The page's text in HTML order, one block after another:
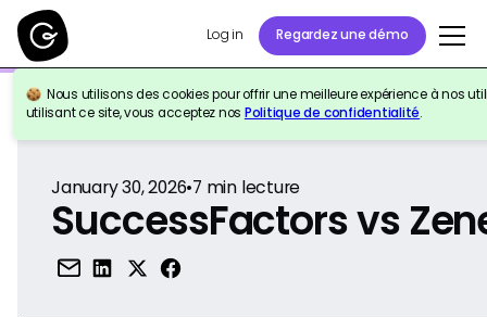
Log in Regardez une démo
Nous utilisons des cookies pour offrir une meilleure expérience à nos
utilisant ce site, vous acceptez nos Politique de confidentialité.
Retour à la référence
January 30, 2026•7 min lecture
SuccessFactors vs